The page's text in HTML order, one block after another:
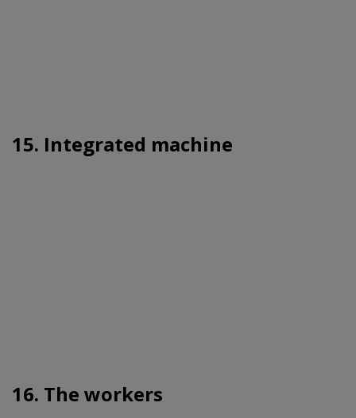
15. Integrated machine
16. The workers